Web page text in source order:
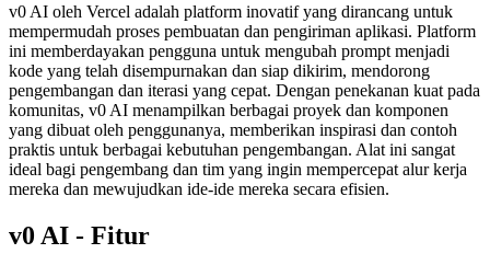
v0 AI oleh Vercel adalah platform inovatif yang dirancang untuk
mempermudah proses pembuatan dan pengiriman aplikasi. Platform
ini memberdayakan pengguna untuk mengubah prompt menjadi
kode yang telah disempurnakan dan siap dikirim, mendorong
pengembangan dan iterasi yang cepat. Dengan penekanan kuat pada
komunitas, v0 AI menampilkan berbagai proyek dan komponen
yang dibuat oleh penggunanya, memberikan inspirasi dan contoh
praktis untuk berbagai kebutuhan pengembangan. Alat ini sangat
ideal bagi pengembang dan tim yang ingin mempercepat alur kerja
mereka dan mewujudkan ide-ide mereka secara efisien.
v0 AI - Fitur